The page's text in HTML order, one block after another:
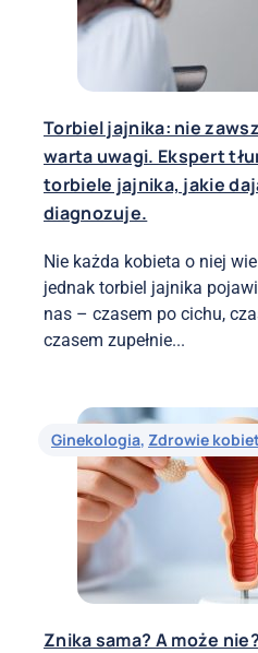
Torbiel jajnika: nie
warta uwagi. Ekspert
torbiele jajnika, jakie
diagnozuje.
Nie każda kobieta o niej
jednak torbiel jajnika
nas – czasem po cichu,
czasem zupełnie...
Ginekologia, Zdrowie
Znika sama? A może